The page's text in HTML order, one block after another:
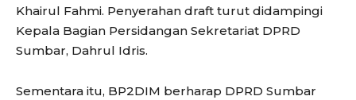
Khairul Fahmi. Penyerahan draft turut didampingi
Kepala Bagian Persidangan Sekretariat DPRD
Sumbar, Dahrul Idris.
Sementara itu, BP2DIM berharap DPRD Sumbar